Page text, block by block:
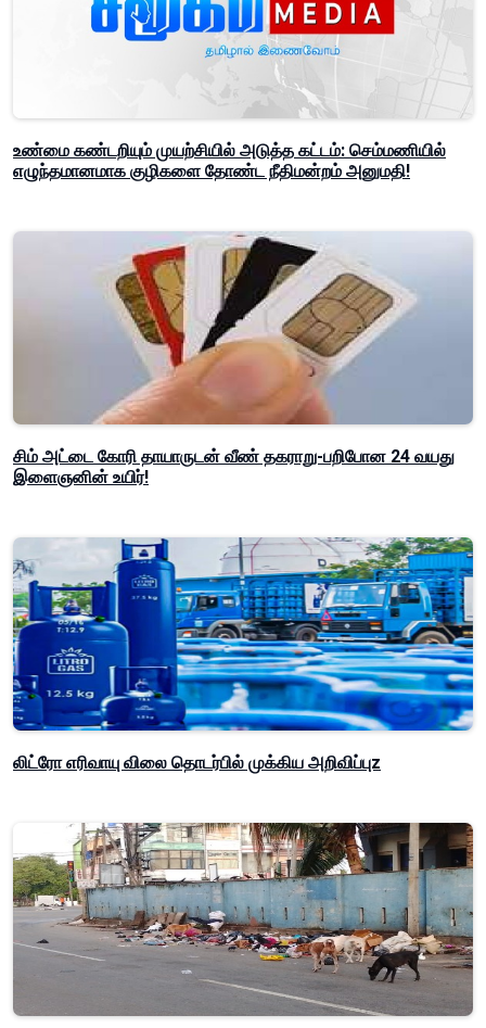
உண்மை கண்டறியும் முயற்சியில் அடுத்த கட்டம்: செம்மணியில்
எழுந்தமானமாக குழிகளை தோண்ட நீதிமன்றம் அனுமதி!
சிம் அட்டை கோரி தாயாருடன் வீண் தகராறு-பறிபோன 24 வயது
இளைஞனின் உயிர்!
லிட்ரோ எரிவாயு விலை தொடர்பில் முக்கிய அறிவிப்புz